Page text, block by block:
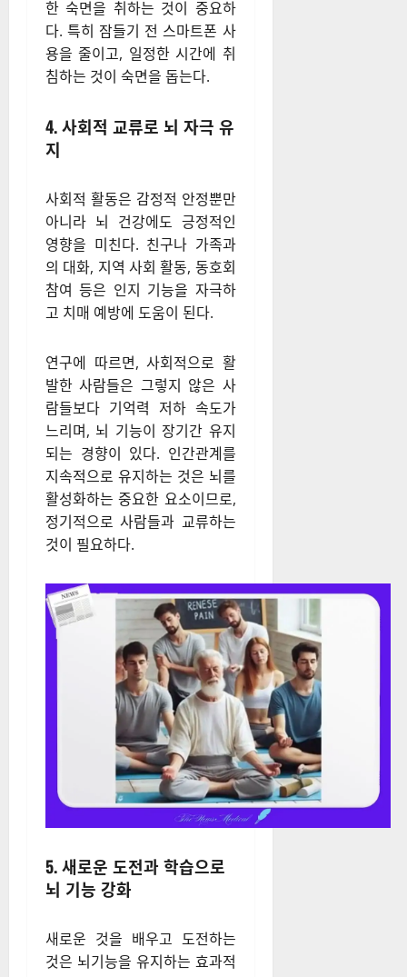
다. 수면 부족은 기억력 감퇴와
집중력 저하를 초래하며, 장기
적으로는 치매 위험을 증가시킬
따라서 규칙적인 수면 습관을
한 숙면을 취하는 것이 중요하
다. 특히 잠들기 전 스마트폰 사
용을 줄이고, 일정한 시간에 취
침하는 것이 숙면을 돕는다.
4. 사회적 교류로 뇌 자극 유
사회적 활동은 감정적 안정뿐만
아니라 뇌 건강에도 긍정적인
영향을 미친다. 친구나 가족과
의 대화, 지역 사회 활동, 동호회
참여 등은 인지 기능을 자극하
고 치매 예방에 도움이 된다.
연구에 따르면, 사회적으로 활
람들보다 기억력 저하 속도가
느리며, 뇌 기능이 장기간 유지
되는 경향이 있다. 인간관계를
지속적으로 유지하는 것은 뇌를
활성화하는 중요한 요소이므로,
정기적으로 사람들과 교류하는
것이 필요하다.